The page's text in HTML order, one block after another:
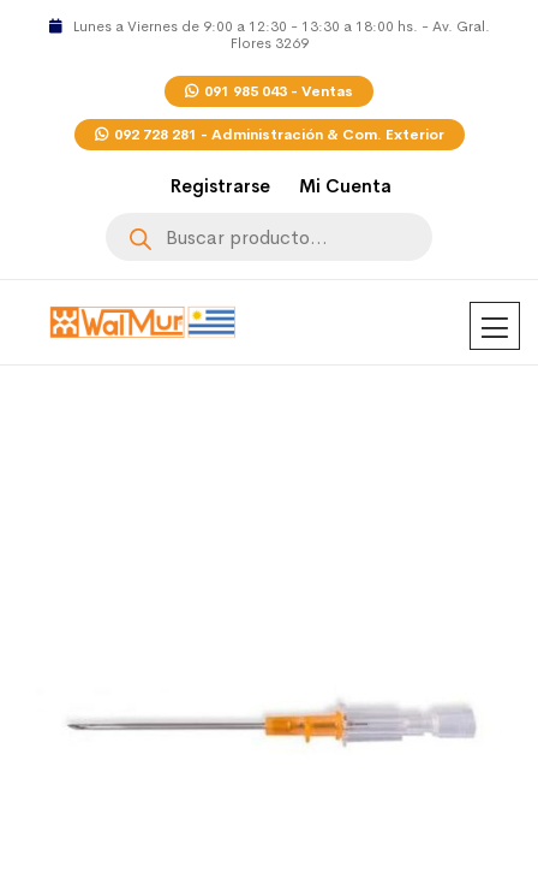
Lunes a Viernes de 9:00 a 12:30 - 13:30 a 18:00 hs. - Av. Gral.
Flores 3269
091 985 043 - Ventas
092 728 281 - Administración & Com. Exterior
Registrarse Mi Cuenta